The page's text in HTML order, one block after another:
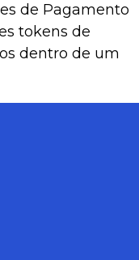
de Pagamento
tokens de
dentro de um